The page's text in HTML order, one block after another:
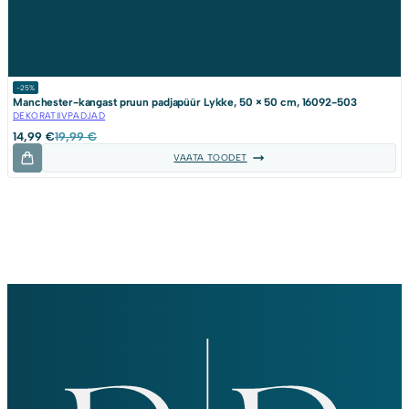
-25%
Manchester-kangast pruun padjapüür Lykke, 50 × 50 cm, 16092-503
DEKORATIIVPADJAD
19,99€
Algne
hind
oli:
19,99 €.
14,99 €
Current
price
is:
14,99 €.
VAATA TOODET